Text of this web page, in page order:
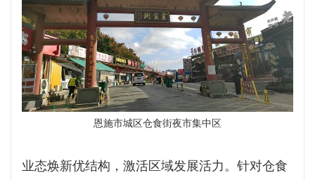
恩施市城区仓食街夜市集中区
业态焕新优结构，激活区域发展活力。针对仓食